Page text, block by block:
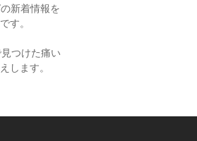
新着情報を
す。
つけた痛い
します。